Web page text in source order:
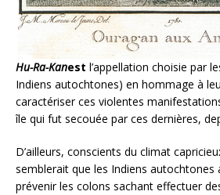
Hu-Ra-Kanest l’appellation choisie par
Indiens autochtones) en hommage à
caractériser ces violentes
île qui fut secouée par ces dernières,
D’ailleurs, conscients du climat
semblerait que les Indiens autochtones
prévenir les colons sachant effectuer